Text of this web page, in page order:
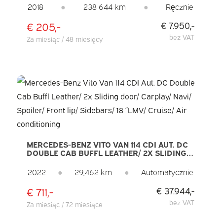
2018
● 238 644 km ● Ręcznie
€ 205,-
Za miesiąc / 48 miesięcy
€ 7.950,-
bez VAT
MERCEDES-BENZ VITO VAN 114 CDI AUT. DC
DOUBLE CAB BUFFL LEATHER/ 2X SLIDING
LIP/ SIDEBARS/ 18 ”LMV/ CRUISE/ AIR
CONDITIONING
2022 ● 29,462 km ● Automatycznie
€ 711,-
Za miesiąc / 72 miesiące
€ 37.944,-
bez VAT